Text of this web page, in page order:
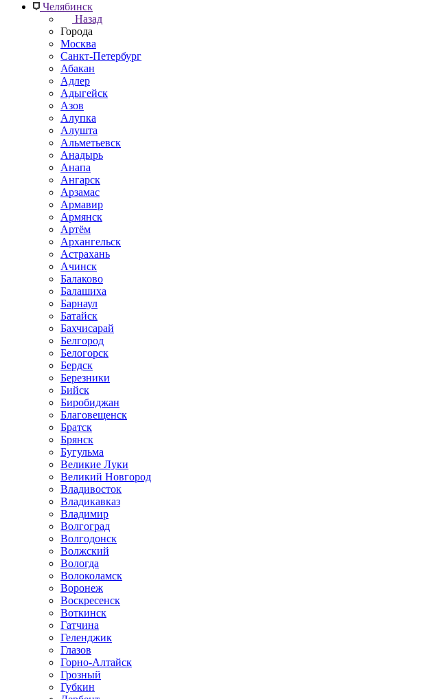
Челябинск
Назад
Города
Москва
Санкт-Петербург
Абакан
Адлер
Адыгейск
Азов
Алупка
Алушта
Альметьевск
Анадырь
Анапа
Ангарск
Арзамас
Армавир
Армянск
Артём
Архангельск
Астрахань
Ачинск
Балаково
Балашиха
Барнаул
Батайск
Бахчисарай
Белгород
Белогорск
Бердск
Березники
Бийск
Биробиджан
Благовещенск
Братск
Брянск
Бугульма
Великие Луки
Великий Новгород
Владивосток
Владикавказ
Владимир
Волгоград
Волгодонск
Волжский
Вологда
Волоколамск
Воронеж
Воскресенск
Воткинск
Гатчина
Геленджик
Глазов
Горно-Алтайск
Грозный
Губкин